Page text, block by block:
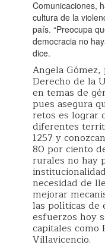
Comunicaciones,
cultura de la
país. “Preocupa
democracia no
dice.
Angela
Derecho de la
en temas de
pues asegura
retos es lograr
diferentes
1257 y
80 por ciento
rurales no hay
necesidad de
mejorar
las políticas de
esfuerzos hoy
capitales
Villavicencio.